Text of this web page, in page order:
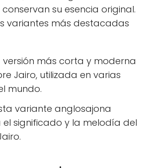
su esencia original.
variantes más destacadas
versión más corta y moderna
Jairo, utilizada en varias
mundo.
variante anglosajona
el significado y la melodía del